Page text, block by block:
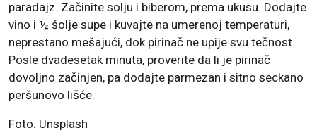
paradajz. Začinite solju i biberom, prema ukusu. Dodajte
vino i ½ šolje supe i kuvajte na umerenoj temperaturi,
neprestano mešajući, dok pirinač ne upije svu tečnost.
Posle dvadesetak minuta, proverite da li je pirinač
dovoljno začinjen, pa dodajte parmezan i sitno seckano
peršunovo lišće.
Foto: Unsplash